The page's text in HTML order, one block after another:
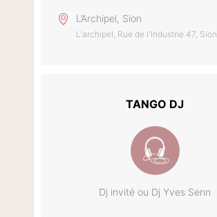
L’Archipel, Sion
L'archipel, Rue de l'Industrie 47, Sion
TANGO DJ
Dj invité ou Dj Yves Senn